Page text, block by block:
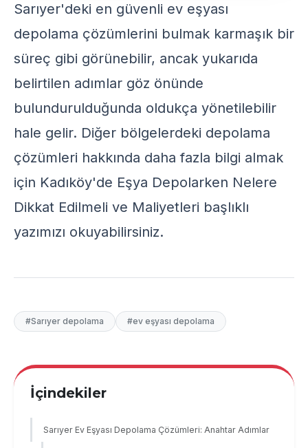
Sarıyer'deki en güvenli ev eşyası
depolama çözümlerini bulmak karmaşık bir
süreç gibi görünebilir, ancak yukarıda
belirtilen adımlar göz önünde
bulundurulduğunda oldukça yönetilebilir
hale gelir. Diğer bölgelerdeki depolama
çözümleri hakkında daha fazla bilgi almak
için Kadıköy'de Eşya Depolarken Nelere
Dikkat Edilmeli ve Maliyetleri başlıklı
yazımızı okuyabilirsiniz.
#Sarıyer depolama #ev eşyası depolama
İçindekiler
Sarıyer Ev Eşyası Depolama Çözümleri: Anahtar Adımlar